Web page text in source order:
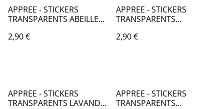
APPREE - STICKERS
TRANSPARENTS ABEILLES -
2,90 €
APPREE - STICKERS
TRANSPARENTS
2,90 €
APPREE - STICKERS
TRANSPARENTS LAVANDE
APPREE - STICKERS
TRANSPARENTS